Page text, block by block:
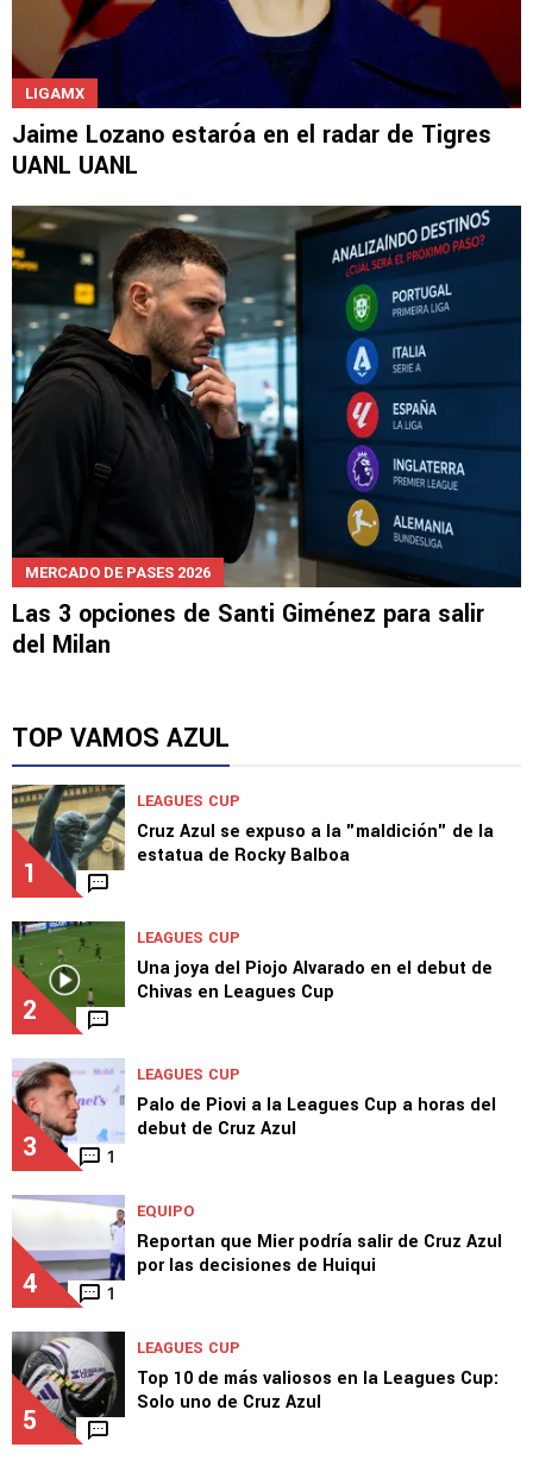
LIGAMX
Jaime Lozano estaróa en el radar de Tigres
UANL UANL
MERCADO DE PASES 2026
Las 3 opciones de Santi Giménez para salir
del Milan
TOP VAMOS AZUL
1
LEAGUES CUP
Cruz Azul se expuso a la "maldición" de la
estatua de Rocky Balboa
2
LEAGUES CUP
Una joya del Piojo Alvarado en el debut de
Chivas en Leagues Cup
3 1
LEAGUES CUP
Palo de Piovi a la Leagues Cup a horas del
debut de Cruz Azul
4 1
EQUIPO
Reportan que Mier podría salir de Cruz Azul
por las decisiones de Huiqui
5
LEAGUES CUP
Top 10 de más valiosos en la Leagues Cup:
Solo uno de Cruz Azul